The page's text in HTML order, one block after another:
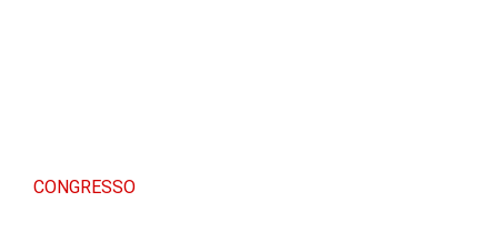
CONGRESSO